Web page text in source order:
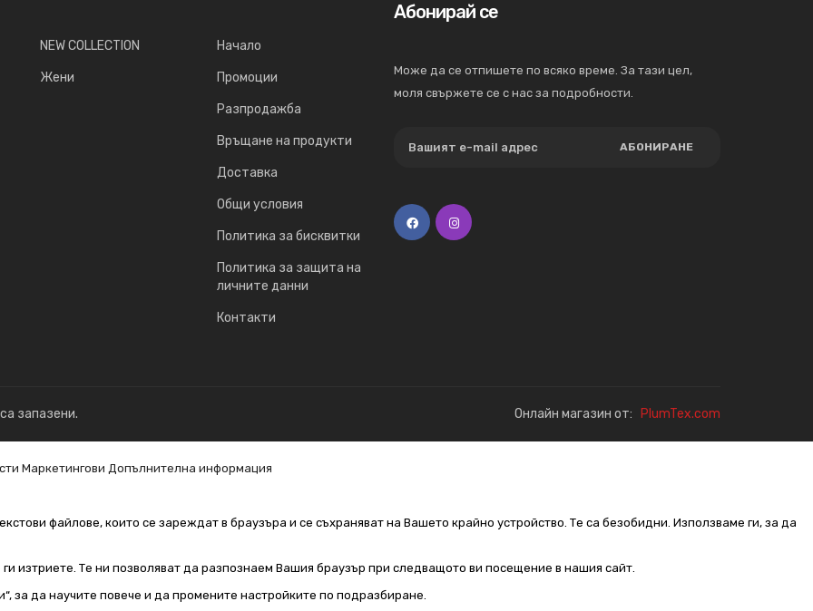
NEW COLLECTION
Жени
Начало
Промоции
Разпродажба
Връщане на продукти
Доставка
Общи условия
Политика за бисквитки
Политика за защита на
личните данни
Контакти
Абонирай се
Може да се отпишете по всяко време. За тази цел,
моля свържете се с нас за подробности.
АБОНИРАНЕ
запазени. Онлайн магазин от: PlumTex.com
Маркетингови Допълнителна информация
файлове, които се зареждат в браузъра и се съхраняват на Вашето крайно устройство. Те са безобидни. Използваме ги, за да
ги изтриете. Те ни позволяват да разпознаем Вашия браузър при следващото ви посещение в нашия сайт.
за да научите повече и да промените настройките по подразбиране.